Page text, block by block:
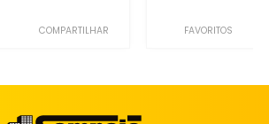
COMPARTILHAR FAVORITOS